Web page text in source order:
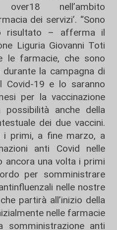
nell’ambito
dei servizi’. “Sono
risultato – afferma il
Liguria Giovanni Toti
le farmacie, che sono
la campagna di
Covid-19 e lo saranno
per la vaccinazione
possibilità anche della
dei due vaccini.
i primi, a fine marzo, a
anti Covid nelle
ancora una volta i primi
per somministrare
nelle nostre
partirà all’inizio della
nelle farmacie
anti